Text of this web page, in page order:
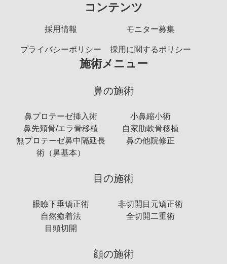
コンテンツ
採用情報 モニター募集
プライバシーポリシー 採用に関するポリシー
施術メニュー
鼻の施術
鼻プロテーゼ挿入術
小鼻縮小術
鼻先頬骨/エラ骨移植
自家肋軟骨移植
無プロテーゼ鼻中隔延長
術（鼻基本）
鼻の他院修正
目の施術
眼瞼下垂矯正術
非切開目元矯正術
自然癒着法
全切開二重術
目頭切開
顔の施術